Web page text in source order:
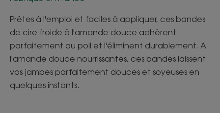
Prêtes à l'emploi et faciles à appliquer, ces bandes
de cire froide à l'amande douce adhèrent
parfaitement au poil et l'éliminent durablement. A
l'amande douce nourrissantes, ces bandes laissent
vos jambes parfaitement douces et soyeuses en
quelques instants.